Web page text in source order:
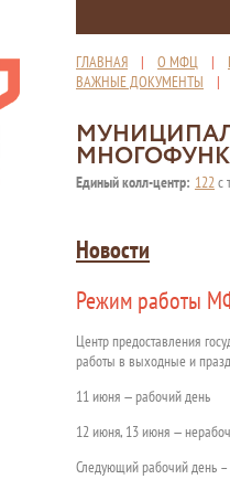
ГЛАВНАЯ | О МФЦ |
ВАЖНЫЕ ДОКУМЕНТЫ
Единый колл-центр: 122с
Новости
Режим работы
Центр предоставления
работы в выходные и
11 июня — рабочий день
12 июня, 13 июня —
Следующий рабочий день